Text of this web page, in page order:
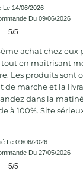
Le 14/06/2026
Du 09/06/2026
5/5
achat chez eux
tout en maîtrisant
Les produits sont
de marche et la
dans la
à 100%. Site sérieux
Le 09/06/2026
Du 27/05/2026
5/5